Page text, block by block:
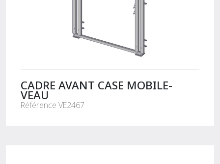
CADRE AVANT CASE MOBILE-
VEAU
Référence VE2467